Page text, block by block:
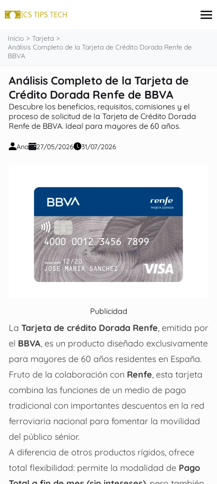
Inversiones
seguros
Finanzas
Hipoteca
Inicio
Tarjeta
Análisis Completo de la Tarjeta de Crédito Dorada Renfe de
BBVA
Análisis Completo de la Tarjeta de
Crédito Dorada Renfe de BBVA
Descubre los beneficios, requisitos, comisiones y el
proceso de solicitud de la Tarjeta de Crédito Dorada
Renfe de BBVA. Ideal para mayores de 60 años.
Ana 27/05/2026 31/07/2026
Publicidad
La Tarjeta de crédito Dorada Renfe , emitida por
el BBVA, es un producto diseñado exclusivamente
para mayores de 60 años residentes en España.
Fruto de la colaboración con Renfe , esta tarjeta
combina las funciones de un medio de pago
tradicional con importantes descuentos en la red
ferroviaria nacional para fomentar la movilidad
del público sénior.
A diferencia de otros productos rígidos, ofrece
total flexibilidad: permite la modalidad de Pago